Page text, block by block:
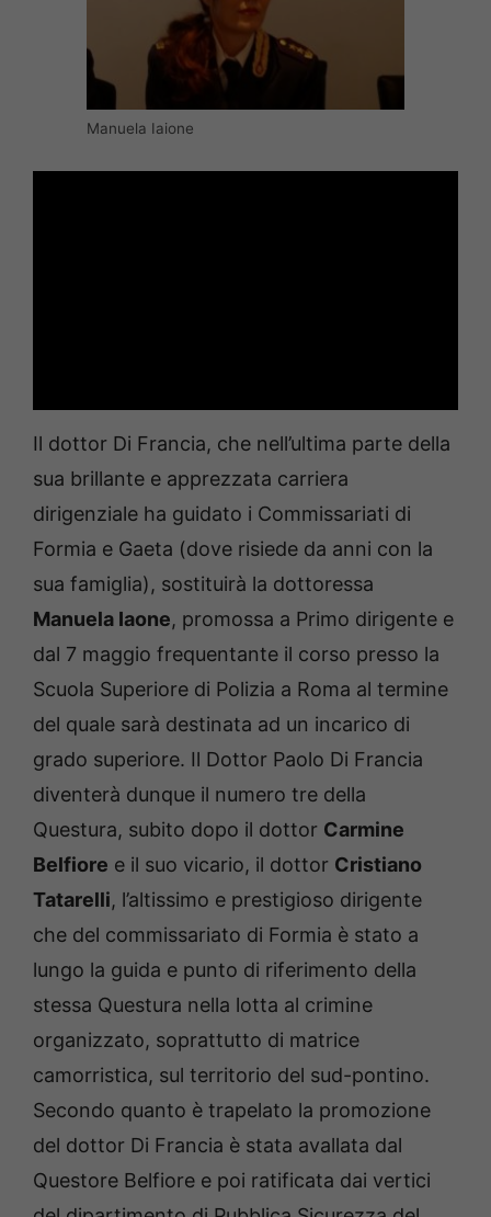
Manuela Iaione
Il dottor Di Francia, che nell’ultima parte della
sua brillante e apprezzata carriera
dirigenziale ha guidato i Commissariati di
Formia e Gaeta (dove risiede da anni con la
sua famiglia), sostituirà la dottoressa
Manuela Iaone, promossa a Primo dirigente e
dal 7 maggio frequentante il corso presso la
Scuola Superiore di Polizia a Roma al termine
del quale sarà destinata ad un incarico di
grado superiore. Il Dottor Paolo Di Francia
diventerà dunque il numero tre della
Questura, subito dopo il dottor Carmine
Belfiore e il suo vicario, il dottor Cristiano
Tatarelli, l’altissimo e prestigioso dirigente
che del commissariato di Formia è stato a
lungo la guida e punto di riferimento della
stessa Questura nella lotta al crimine
organizzato, soprattutto di matrice
camorristica, sul territorio del sud-pontino.
Secondo quanto è trapelato la promozione
del dottor Di Francia è stata avallata dal
Questore Belfiore e poi ratificata dai vertici